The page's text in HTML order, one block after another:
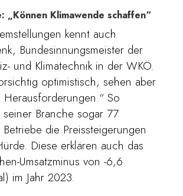
„Können Klimawende schaffen“
kennt auch
Bundesinnungsmeister der
und Klimatechnik in der WKÖ.
optimistisch, sehen aber
So
Branche sogar 77
die Preissteigerungen
Diese erklären auch das
Umsatzminus von -6,6
im Jahr 2023.